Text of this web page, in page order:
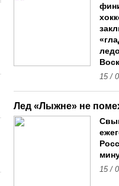
15 /
Лед «Лыжне» не
15 /